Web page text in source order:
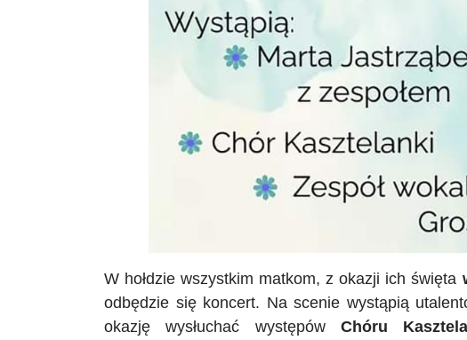
W hołdzie wszystkim matkom, z okazji ich święta
odbędzie się koncert. Na scenie wystąpią
okazję wysłuchać występów Chóru